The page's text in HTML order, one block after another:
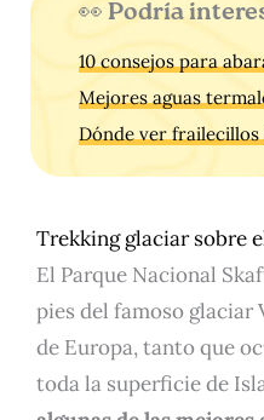
👀 Podría
10 consejos para
Mejores aguas
Dónde ver frailecillos
Trekking glaciar sobre
El Parque Nacional
pies del famoso glaciar
de Europa, tanto que
toda la superficie de